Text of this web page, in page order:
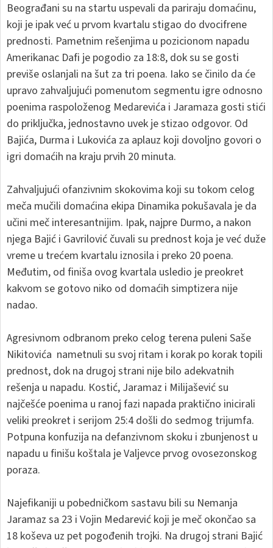
Beograđani su na startu uspevali da pariraju domaćinu,
koji je ipak već u prvom kvartalu stigao do dvocifrene
prednosti. Pametnim rešenjima u pozicionom napadu
Amerikanac Dafi je pogodio za 18:8, dok su se gosti
previše oslanjali na šut za tri poena. Iako se činilo da će
upravo zahvaljujući pomenutom segmentu igre odnosno
poenima raspoloženog Medarevića i Jaramaza gosti stići
do priključka, jednostavno uvek je stizao odgovor. Od
Bajića, Durma i Lukovića za aplauz koji dovoljno govori o
igri domaćih na kraju prvih 20 minuta.
Zahvaljujući ofanzivnim skokovima koji su tokom celog
meča mučili domaćina ekipa Dinamika pokušavala je da
učini meč interesantnijim. Ipak, najpre Durmo, a nakon
njega Bajić i Gavrilović čuvali su prednost koja je već duže
vreme u trećem kvartalu iznosila i preko 20 poena.
Međutim, od finiša ovog kvartala usledio je preokret
kakvom se gotovo niko od domaćih simptizera nije
nadao.
Agresivnom odbranom preko celog terena puleni Saše
Nikitovića nametnuli su svoj ritam i korak po korak topili
prednost, dok na drugoj strani nije bilo adekvatnih
rešenja u napadu. Кostić, Jaramaz i Milijašević su
najčešće poenima u ranoj fazi napada praktično inicirali
veliki preokret i serijom 25:4 došli do sedmog trijumfa.
Potpuna konfuzija na defanzivnom skoku i zbunjenost u
napadu u finišu koštala je Valjevce prvog ovosezonskog
poraza.
Najefikaniji u pobedničkom sastavu bili su Nemanja
Jaramaz sa 23 i Vojin Medarević koji je meč okončao sa
18 koševa uz pet pogođenih trojki. Na drugoj strani Bajić